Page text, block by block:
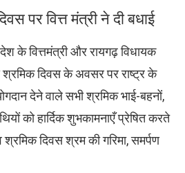
पर वित्त मंत्री ने दी बधाई
के वित्तमंत्री और रायगढ़ विधायक
श्रमिक दिवस के अवसर पर राष्ट्र के
देने वाले सभी श्रमिक भाई-बहनों,
को हार्दिक शुभकामनाएँ प्रेषित करते
दिवस श्रम की गरिमा, समर्पण